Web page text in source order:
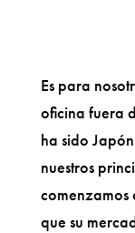
Es para
oficina fuera
ha sido
nuestros
que su